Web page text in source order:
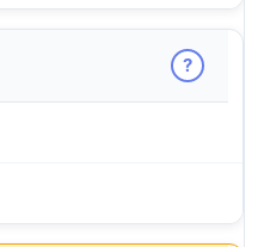
?